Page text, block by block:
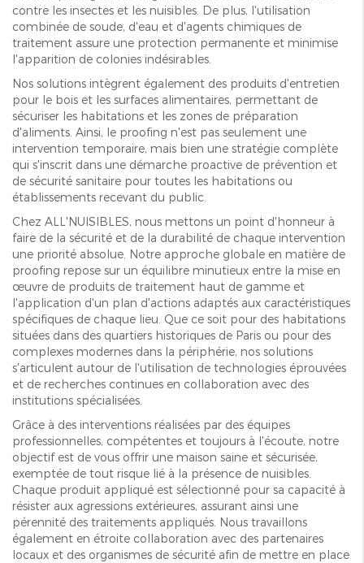
contre les insectes et les nuisibles. De plus, l'utilisation
combinée de soude, d'eau et d'agents chimiques de
traitement assure une protection permanente et minimise
l'apparition de colonies indésirables.
Nos solutions intègrent également des produits d'entretien
pour le bois et les surfaces alimentaires, permettant de
sécuriser les habitations et les zones de préparation
d'aliments. Ainsi, le proofing n'est pas seulement une
intervention temporaire, mais bien une stratégie complète
qui s'inscrit dans une démarche proactive de prévention et
de sécurité sanitaire pour toutes les habitations ou
établissements recevant du public.
Chez ALL'NUISIBLES, nous mettons un point d'honneur à
faire de la sécurité et de la durabilité de chaque intervention
une priorité absolue. Notre approche globale en matière de
proofing repose sur un équilibre minutieux entre la mise en
œuvre de produits de traitement haut de gamme et
l'application d'un plan d'actions adaptés aux caractéristiques
spécifiques de chaque lieu. Que ce soit pour des habitations
situées dans des quartiers historiques de Paris ou pour des
complexes modernes dans la périphérie, nos solutions
s'articulent autour de l'utilisation de technologies éprouvées
et de recherches continues en collaboration avec des
institutions spécialisées.
Grâce à des interventions réalisées par des équipes
professionnelles, compétentes et toujours à l'écoute, notre
objectif est de vous offrir une maison saine et sécurisée,
exemptée de tout risque lié à la présence de nuisibles.
Chaque produit appliqué est sélectionné pour sa capacité à
résister aux agressions extérieures, assurant ainsi une
pérennité des traitements appliqués. Nous travaillons
également en étroite collaboration avec des partenaires
locaux et des organismes de sécurité afin de mettre en place